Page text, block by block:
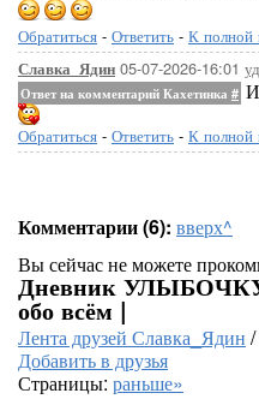
Обратиться - Ответить - К полной
Славка_Ядин 05-07-2026-16:01
Ответ на комментарий Кахетинка #
Обратиться - Ответить - К полной
Комментарии (6): вверх^
Вы сейчас не можете
Дневник
обо всём |
Лента друзей Славка_Ядин /
Добавить в друзья
Страницы: раньше»